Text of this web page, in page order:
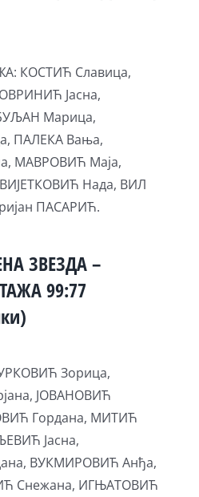
КОСТИЋ Славица,
Јасна,
Марица,
ПАЛЕКА Вања,
МАВРОВИЋ Маја,
Нада, ВИЛ
ПАСАРИЋ.
ЗВЕЗДА –
99:77
Зорица,
ЈОВАНОВИЋ
Гордана, МИТИЋ
Јасна,
ВУКМИРОВИЋ Анђа,
Снежана, ИГЊАТОВИЋ